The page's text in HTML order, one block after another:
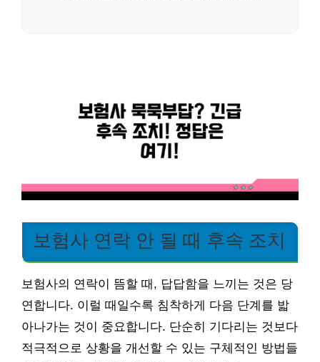
보험사 연락 안 될 때 후속 조치
보험사의 연락이 뜸할 때, 답답함을 느끼는 것은 당
연합니다. 이럴 때일수록 침착하게 다음 단계를 밟
아나가는 것이 중요합니다. 단순히 기다리는 것보다
적극적으로 상황을 개선할 수 있는 구체적인 방법들